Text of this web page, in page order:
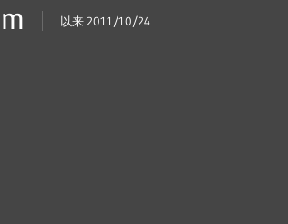
以来 2011/10/24